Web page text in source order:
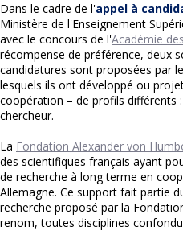
Dans le cadre de l'appel à
Ministère de l'Enseignement
avec le concours de l'Académie
récompense de préférence, deux
candidatures sont proposées par
lesquels ils ont développé ou
coopération – de profils différents
chercheur.
La Fondation Alexander von
des scientifiques français ayant
de recherche à long terme en
Allemagne. Ce support fait partie
recherche proposé par la
renom, toutes disciplines